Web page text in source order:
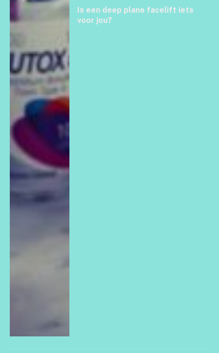
Is een deep plane facelift iets
voor jou?